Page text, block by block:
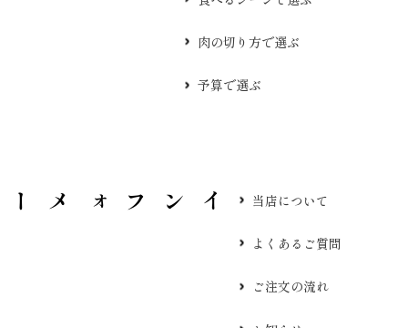
肉の切り方で選ぶ
予算で選ぶ
当店について
よくあるご質問
ご注文の流れ